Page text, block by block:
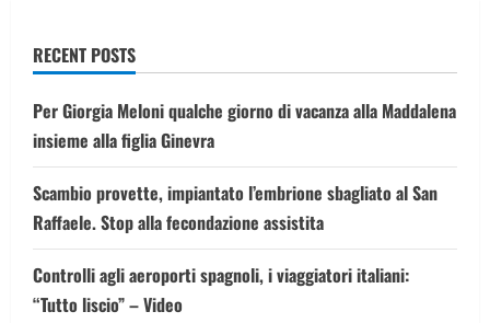
RECENT POSTS
Per Giorgia Meloni qualche giorno di vacanza alla Maddalena
insieme alla figlia Ginevra
Scambio provette, impiantato l’embrione sbagliato al San
Raffaele. Stop alla fecondazione assistita
Controlli agli aeroporti spagnoli, i viaggiatori italiani:
“Tutto liscio” – Video